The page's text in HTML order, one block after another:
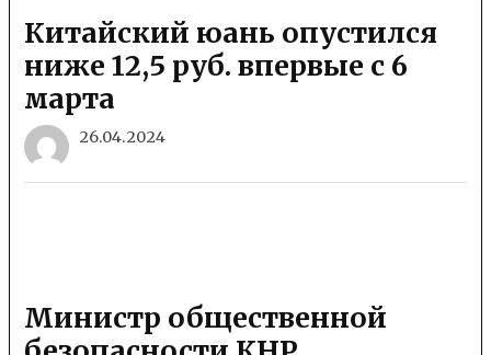
Китайский юань опустился
ниже 12,5 руб. впервые с 6
марта
26.04.2024
Министр общественной